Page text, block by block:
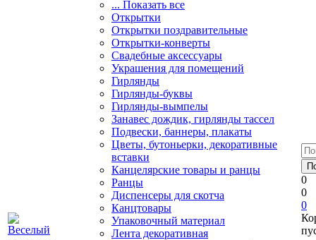
... Показать все
Открытки
Открытки поздравительные
Открытки-конверты
Свадебные аксессуары
Украшения для помещений
Гирлянды
Гирлянды-буквы
Гирлянды-вымпелы
Занавес дождик, гирлянды тассел
Подвески, баннеры, плакаты
Цветы, бутоньерки, декоративные
вставки
Канцелярские товары и ранцы
Ранцы
Диспенсеры для скотча
Канцтовары
Упаковочный материал
Лента декоративная
0
0
0